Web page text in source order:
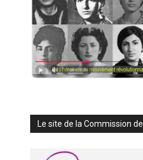
Le site de la Commission